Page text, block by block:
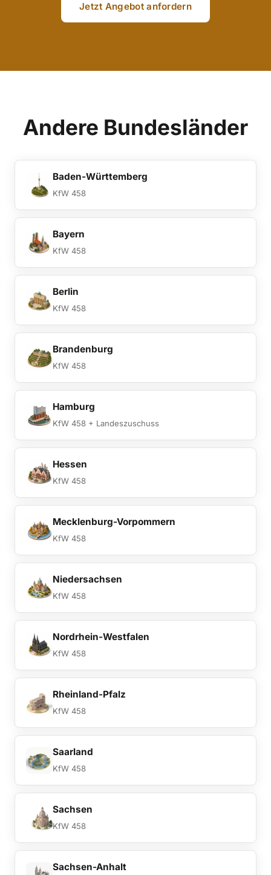
Jetzt Angebot anfordern
Andere Bundesländer
Baden-Württemberg
KfW 458
Bayern
KfW 458
Berlin
KfW 458
Brandenburg
KfW 458
Hamburg
KfW 458 + Landeszuschuss
Hessen
KfW 458
Mecklenburg-Vorpommern
KfW 458
Niedersachsen
KfW 458
Nordrhein-Westfalen
KfW 458
Rheinland-Pfalz
KfW 458
Saarland
KfW 458
Sachsen
KfW 458
Sachsen-Anhalt